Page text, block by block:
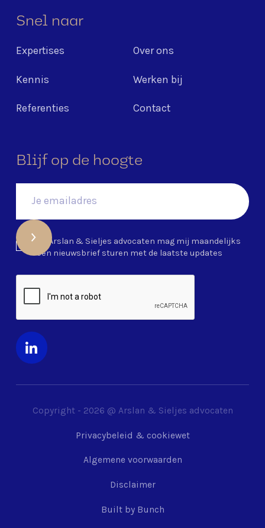
Snel naar
Expertises Over ons
Kennis Werken bij
Referenties Contact
Blijf op de hoogte
Ja, Arslan & Sieljes advocaten mag mij maandelijks
een nieuwsbrief sturen met de laatste updates
Copyright - 2026 @ Arslan & Sieljes advocaten
Privacybeleid & cookiewet
Algemene voorwaarden
Disclaimer
Built by Bunch